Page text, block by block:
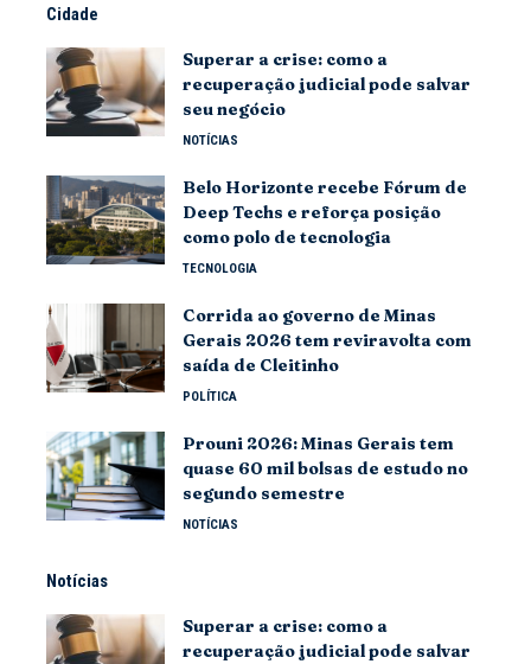
Cidade
Superar a crise: como a
recuperação judicial pode salvar
seu negócio
NOTÍCIAS
Belo Horizonte recebe Fórum de
Deep Techs e reforça posição
como polo de tecnologia
TECNOLOGIA
Corrida ao governo de Minas
Gerais 2026 tem reviravolta com
saída de Cleitinho
POLÍTICA
Prouni 2026: Minas Gerais tem
quase 60 mil bolsas de estudo no
segundo semestre
NOTÍCIAS
Notícias
Superar a crise: como a
recuperação judicial pode salvar